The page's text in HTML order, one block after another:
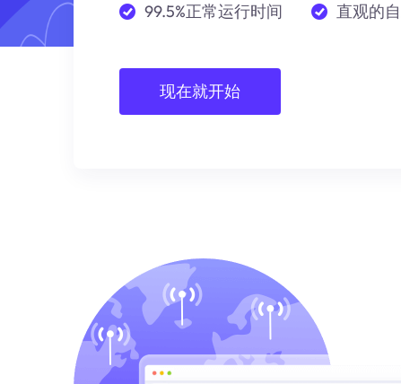
99.5%正常运行时间 直观的
现在就开始